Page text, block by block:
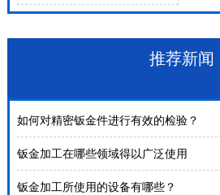
推荐新闻
如何对精密钣金件进行有效的检验？
钣金加工在哪些领域得以广泛使用
钣金加工所使用的设备有哪些？